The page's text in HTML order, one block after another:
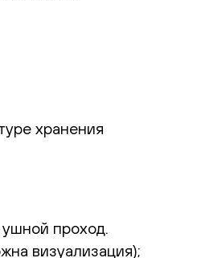
хранения
проход.
визуализация);